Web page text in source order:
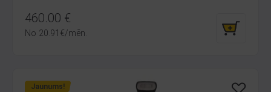
460.00 €
No 20.91 €/mēn.
Jaunums!